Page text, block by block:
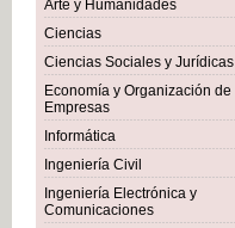
Arte y Humanidades
Ciencias
Ciencias Sociales y Jurídicas
Economía y Organización de
Empresas
Informática
Ingeniería Civil
Ingeniería Electrónica y
Comunicaciones